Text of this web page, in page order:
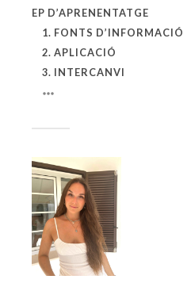
EP D’APRENENTATGE
1. FONTS D’INFORMACIÓ
2. APLICACIÓ
3. INTERCANVI